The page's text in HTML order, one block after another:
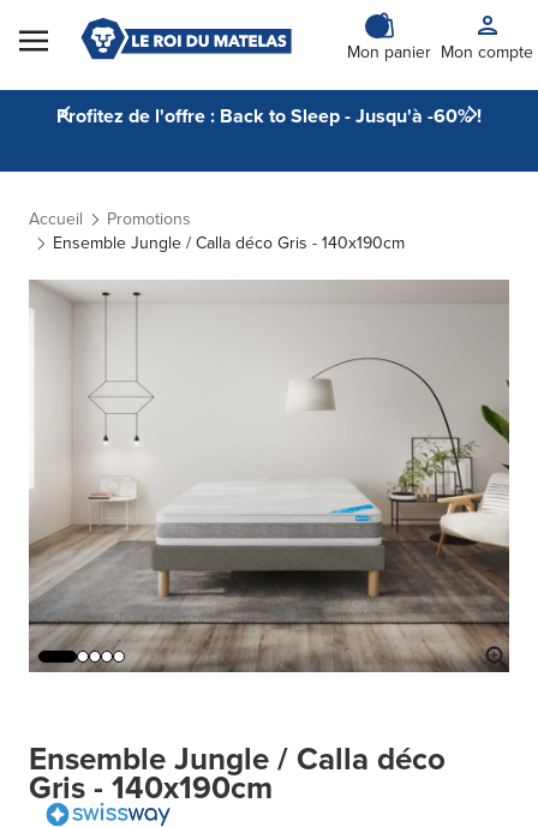
Skip to Content
Mon panier Mon compte
Profitez de l'offre : Back to Sleep - Jusqu'à -60% !
Accueil
Promotions
Ensemble Jungle / Calla déco Gris - 140x190cm
Ensemble Jungle / Calla déco
Gris - 140x190cm